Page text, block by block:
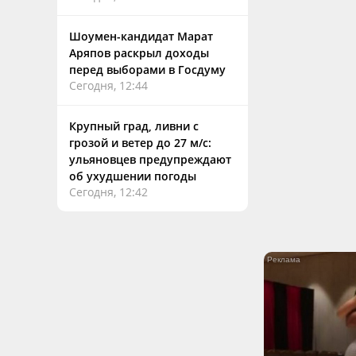
Шоумен-кандидат Марат
Аряпов раскрыл доходы
перед выборами в Госдуму
Сегодня, 12:44
Крупный град, ливни с
грозой и ветер до 27 м/с:
ульяновцев предупреждают
об ухудшении погоды
Сегодня, 12:42